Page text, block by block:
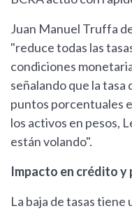
Juan Manuel Truffa
"reduce todas las
condiciones
señalando que la tasa
puntos porcentuales
los activos en pesos,
están volando".
Impacto en crédito y
La baja de tasas